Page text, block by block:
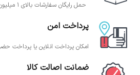
حمل رایگان سفارشات بالای 1 میلیون تومان
پرداخت امن
امکان پرداخت انلاین یا پرداخت
ضمانت اصالت کالا